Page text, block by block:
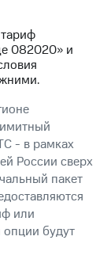
082020» и
- в рамках
России сверх
пакет
или
будут